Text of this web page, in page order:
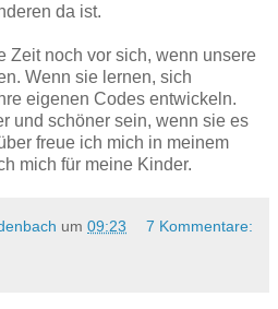
da ist.
Zeit noch vor sich, wenn unsere
Wenn sie lernen, sich
eigenen Codes entwickeln.
und schöner sein, wenn sie es
freue ich mich in meinem
mich für meine Kinder.
um 09:23 7 Kommentare: